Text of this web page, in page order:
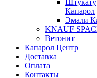
Капарол
Эмали
KNAUF
Ветонит
Капарол Центр
Доставка
Оплата
Контакты